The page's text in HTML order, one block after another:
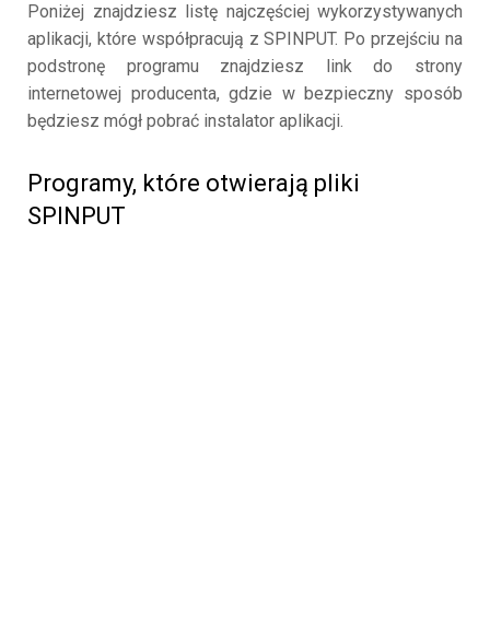
Poniżej znajdziesz listę najczęściej wykorzystywanych
aplikacji, które współpracują z SPINPUT. Po przejściu na
podstronę programu znajdziesz link do strony
internetowej producenta, gdzie w bezpieczny sposób
będziesz mógł pobrać instalator aplikacji.
Programy, które otwierają pliki
SPINPUT